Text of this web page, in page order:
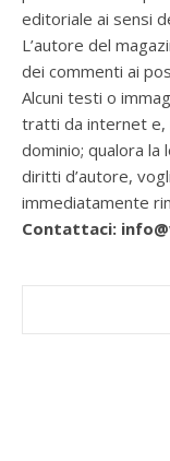
editoriale ai sensi
L’autore del
dei commenti ai
Alcuni testi o
tratti da internet e,
dominio; qualora la
diritti d’autore,
immediatamente
Contattaci: